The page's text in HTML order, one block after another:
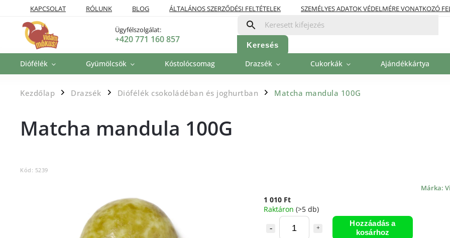
KAPCSOLAT RÓLUNK BLOG ÁLTALÁNOS SZERZŐDÉSI FELTÉTELEK
SZEMÉLYES ADATOK VÉDELMÉRE VONATKOZÓ
SZÁLLÍTÁSI POLITIKA
FIZETÉSI LEHETŐSÉGEK
Ügyfélszolgálat:
+420 771 160 857
Keresés
Diófélék Gyümölcsök Kóstolócsomag Drazsék Cukorkák Ajándékkártya
Kezdőlap / Drazsék / Diófélék csokoládéban és joghurtban / Matcha mandula 100G
Matcha mandula 100G
Kód: 5239
Márka:
1 010 Ft
Raktáron (>5 db)
Hozzáadás a
kosárhoz